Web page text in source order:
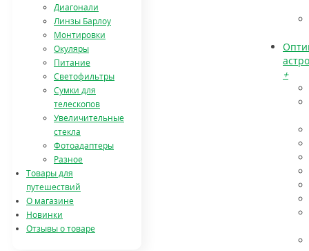
Диагонали
Линзы Барлоу
Монтировки
Окуляры
Питание
Светофильтры
Сумки для
телескопов
Увеличительные
стекла
Фотоадаптеры
Разное
Товары для
путешествий
О магазине
Новинки
Отзывы о товаре
+